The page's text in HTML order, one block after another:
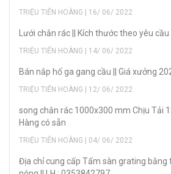
TRIỆU TIẾN HOÀNG | 16/ 06/ 2022
Lưới chắn rác || Kích thước theo yêu
TRIỆU TIẾN HOÀNG | 14/ 06/ 2022
Bán nắp hố ga gang cầu || Giá xưởng
TRIỆU TIẾN HOÀNG | 12/ 06/ 2022
song chắn rác 1000x300 mm Chịu Tải
Hàng có sẵn
TRIỆU TIẾN HOÀNG | 04/ 06/ 2022
Địa chỉ cung cấp Tấm sàn grating bằng